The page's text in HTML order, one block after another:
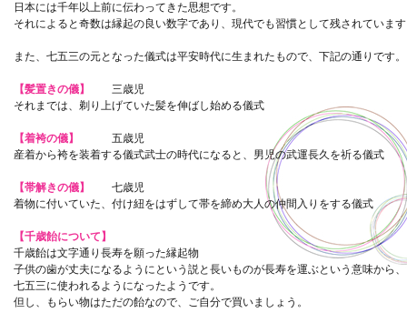
日本には千年以上前に伝わってきた思想です。
それによると奇数は縁起の良い数字であり、現代でも習慣として残されていま
また、七五三の元となった儀式は平安時代に生まれたもので、下記の通りです。
【髪置きの儀】
三歳児
それまでは、剃り上げていた髪を伸ばし始める儀式
【着袴の儀】
五歳児
産着から袴を装着する儀式武士の時代になると、男児の武運長久を祈る儀式
【帯解きの儀】
七歳児
着物に付いていた、付け紐をはずして帯を締め大人の仲間入りをする儀式
【千歳飴について】
千歳飴は文字通り長寿を願った縁起物
子供の歯が丈夫になるようにという説と長いものが長寿を運ぶという意味から、
七五三に使われるようになったようです。
但し、もらい物はただの飴なので、ご自分で買いましょう。